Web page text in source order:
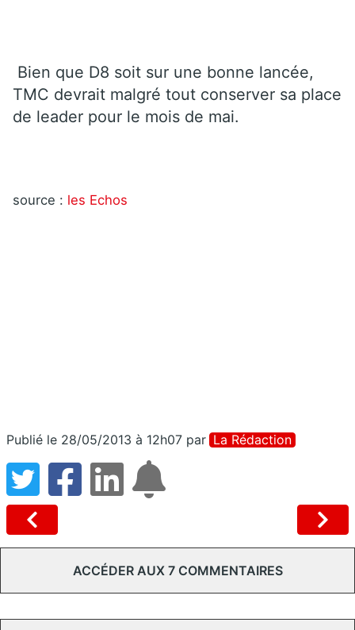
Bien que D8 soit sur une bonne lancée,
TMC devrait malgré tout conserver sa place
de leader pour le mois de mai.
source : les Echos
Publié le 28/05/2013 à 12h07 par La Rédaction
ACCÉDER AUX 7 COMMENTAIRES